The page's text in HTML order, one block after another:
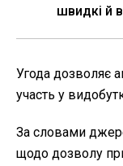
швидкі й
Угода дозволяє
участь у
За словами
щодо дозволу